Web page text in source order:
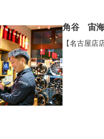
角谷 宙海
【名古屋